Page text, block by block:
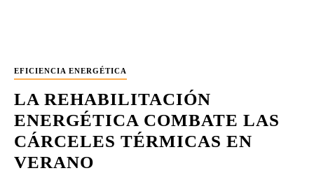
EFICIENCIA ENERGÉTICA
LA REHABILITACIÓN
ENERGÉTICA COMBATE LAS
CÁRCELES TÉRMICAS EN
VERANO